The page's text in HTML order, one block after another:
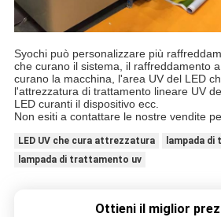
Syochi può personalizzare più
che curano il sistema, il raffreddamento
curano la macchina, l'area UV del LED
l'attrezzatura di trattamento lineare UV
LED curanti il dispositivo ecc.
Non esiti a contattare le nostre vendite
LED UV che cura attrezzatura
lampada
lampada di trattamento uv
Ottieni il miglior